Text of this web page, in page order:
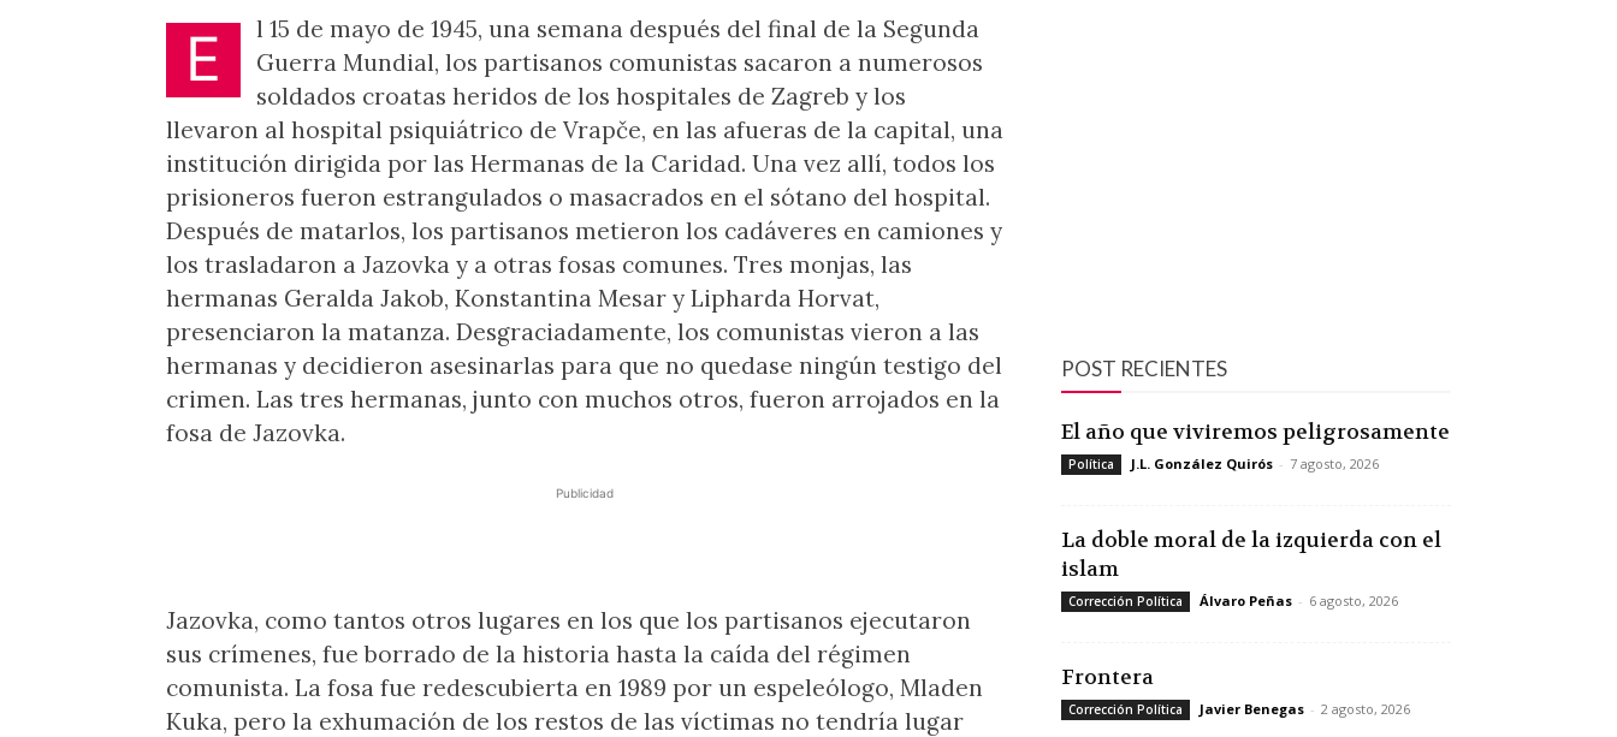
E
l 15 de mayo de 1945, una semana después del final de la Segunda
Guerra Mundial, los partisanos comunistas sacaron a numerosos
soldados croatas heridos de los hospitales de Zagreb y los
llevaron al hospital psiquiátrico de Vrapče, en las afueras de la capital, una
institución dirigida por las Hermanas de la Caridad. Una vez allí, todos los
prisioneros fueron estrangulados o masacrados en el sótano del hospital.
Después de matarlos, los partisanos metieron los cadáveres en camiones y
los trasladaron a Jazovka y a otras fosas comunes. Tres monjas, las
hermanas Geralda Jakob, Konstantina Mesar y Lipharda Horvat,
presenciaron la matanza. Desgraciadamente, los comunistas vieron a las
hermanas y decidieron asesinarlas para que no quedase ningún testigo del
crimen. Las tres hermanas, junto con muchos otros, fueron arrojados en la
fosa de Jazovka.
Publicidad
Jazovka, como tantos otros lugares en los que los partisanos ejecutaron
sus crímenes, fue borrado de la historia hasta la caída del régimen
comunista. La fosa fue redescubierta en 1989 por un espeleólogo, Mladen
Kuka, pero la exhumación de los restos de las víctimas no tendría lugar
POST RECIENTES
El año que viviremos peligrosamente
Política J.L. González Quirós - 7 agosto, 2026
La doble moral de la izquierda con el
islam
Corrección Política Álvaro Peñas - 6 agosto, 2026
Frontera
Corrección Política Javier Benegas - 2 agosto, 2026